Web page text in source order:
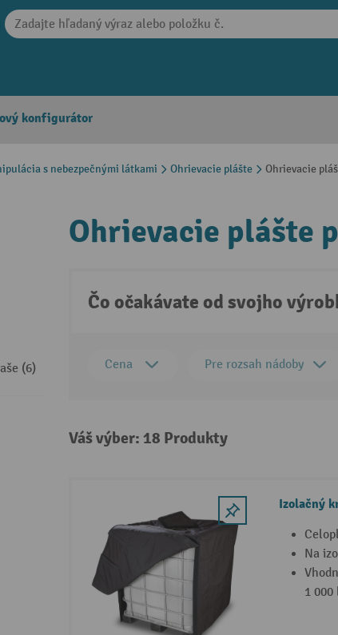
konfigurátor
s nebezpečnými látkami Ohrievacie plášte Ohrievacie
(6)
Ohrievacie plášte
Čo očakávate od svojho
Cena Pre rozsah nádoby
Váš výber: 18 Produkty
Izolačný
Na
1